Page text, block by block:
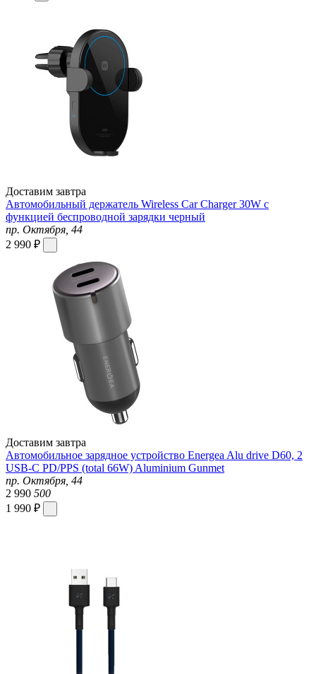
Доставим завтра
Автомобильный держатель Wireless Car Charger 30W с
функцией беспроводной зарядки черный
пр. Октября, 44
2 990 ₽
Доставим завтра
Автомобильное зарядное устройство Energea Alu drive D60, 2
USB-C PD/PPS (total 66W) Aluminium Gunmet
пр. Октября, 44
2 990 500
1 990 ₽